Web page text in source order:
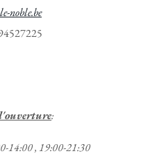
noble.be
:
14:00 , 19:00-21:30